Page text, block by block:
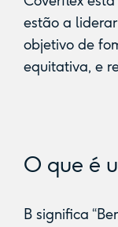
estão a
objetivo de
equitativa, e
O que é
B significa